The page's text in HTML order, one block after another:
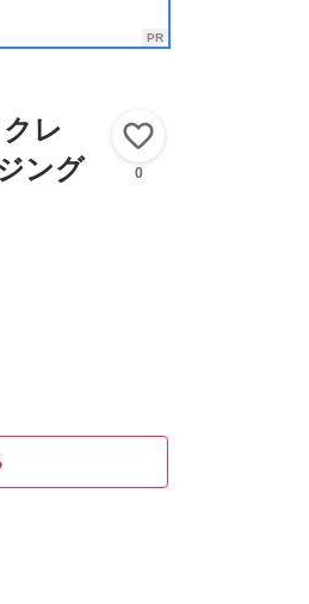
レ
ング
0